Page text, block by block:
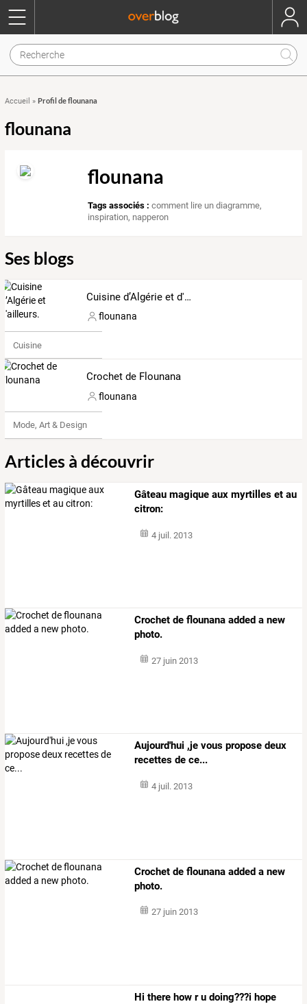
Accueil » Profil de flounana
flounana
flounana
Tags associés : comment lire un diagramme,
inspiration, napperon
Ses blogs
Cuisine d’Algérie et d'ailleurs.
flounana
Cuisine
Crochet de Flounana
flounana
Mode, Art & Design
Articles à découvrir
Gâteau magique aux myrtilles et au
citron:
4 juil. 2013
Crochet de flounana added a new
photo.
27 juin 2013
Aujourd'hui ,je vous propose deux
recettes de ce...
4 juil. 2013
Crochet de flounana added a new
photo.
27 juin 2013
Hi there how r u doing???i hope